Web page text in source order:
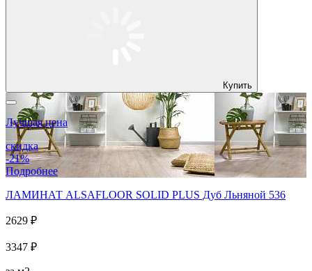
Купить
Лучшая цена
скидка
-21%
Подробнее
ЛАМИНАТ ALSAFLOOR SOLID PLUS Дуб Льняной 536
2629 ₽
3347 ₽